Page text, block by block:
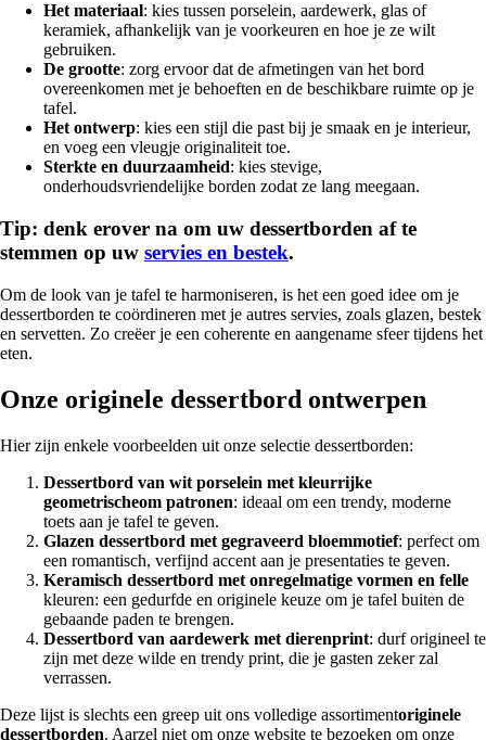
Het materiaal: kies tussen porselein, aardewerk, glas of
keramiek, afhankelijk van je voorkeuren en hoe je ze wilt
gebruiken.
De grootte: zorg ervoor dat de afmetingen van het bord
overeenkomen met je behoeften en de beschikbare ruimte op je
tafel.
Het ontwerp: kies een stijl die past bij je smaak en je interieur,
en voeg een vleugje originaliteit toe.
Sterkte en duurzaamheid: kies stevige,
onderhoudsvriendelijke borden zodat ze lang meegaan.
Tip: denk erover na om uw dessertborden af te
stemmen op uw servies en bestek.
Om de look van je tafel te harmoniseren, is het een goed idee om je
dessertborden te coördineren met je autres servies, zoals glazen, bestek
en servetten. Zo creëer je een coherente en aangename sfeer tijdens het
eten.
Onze originele dessertbord ontwerpen
Hier zijn enkele voorbeelden uit onze selectie dessertborden:
Dessertbord van wit porselein met kleurrijke
geometrischeom patronen: ideaal om een trendy, moderne
toets aan je tafel te geven.
Glazen dessertbord met gegraveerd bloemmotief: perfect om
een romantisch, verfijnd accent aan je presentaties te geven.
Keramisch dessertbord met onregelmatige vormen en felle
kleuren: een gedurfde en originele keuze om je tafel buiten de
gebaande paden te brengen.
Dessertbord van aardewerk met dierenprint: durf origineel te
zijn met deze wilde en trendy print, die je gasten zeker zal
verrassen.
Deze lijst is slechts een greep uit ons volledige assortimentoriginele
dessertborden. Aarzel niet om onze website te bezoeken om onze